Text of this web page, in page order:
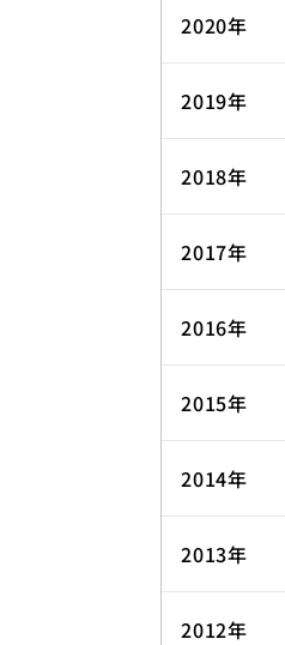
2020年
2019年
2018年
2017年
2016年
2015年
2014年
2013年
2012年